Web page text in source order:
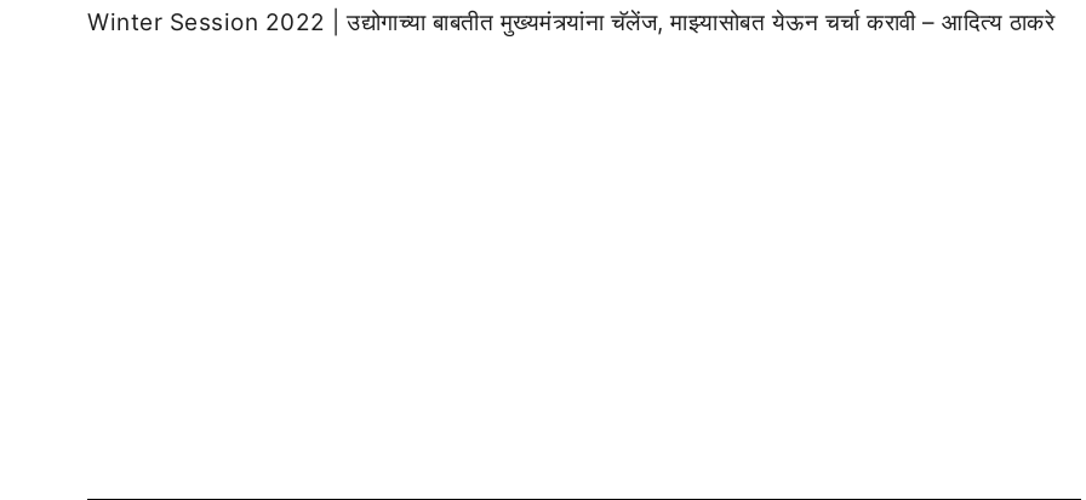
Winter Session 2022 | उद्योगाच्या बाबतीत मुख्यमंत्र्यांना चॅलेंज, माझ्यासोबत येऊन चर्चा करावी – आदित्य ठाकरे